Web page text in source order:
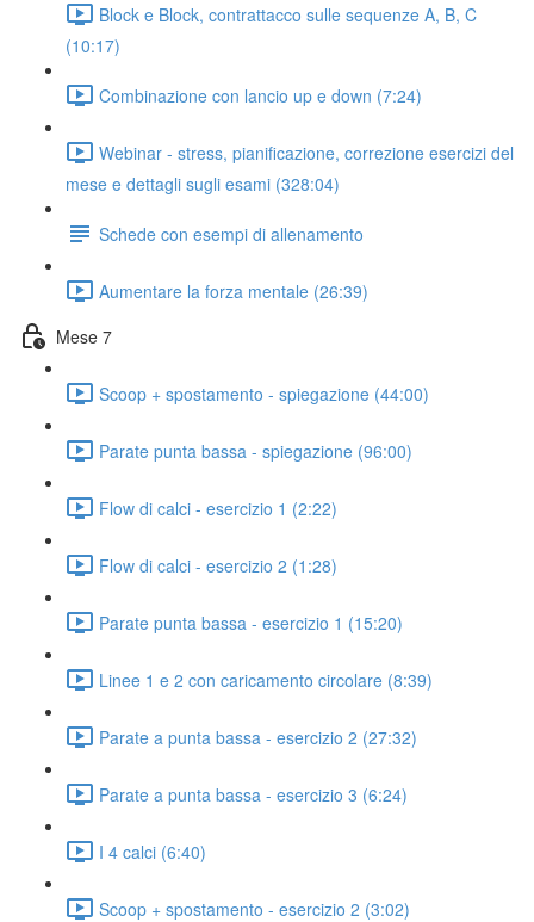
Block e Block, contrattacco sulle sequenze A, B, C
(10:17)
Combinazione con lancio up e down (7:24)
Webinar - stress, pianificazione, correzione esercizi del
mese e dettagli sugli esami (328:04)
Schede con esempi di allenamento
Aumentare la forza mentale (26:39)
Mese 7
Scoop + spostamento - spiegazione (44:00)
Parate punta bassa - spiegazione (96:00)
Flow di calci - esercizio 1 (2:22)
Flow di calci - esercizio 2 (1:28)
Parate punta bassa - esercizio 1 (15:20)
Linee 1 e 2 con caricamento circolare (8:39)
Parate a punta bassa - esercizio 2 (27:32)
Parate a punta bassa - esercizio 3 (6:24)
I 4 calci (6:40)
Scoop + spostamento - esercizio 2 (3:02)